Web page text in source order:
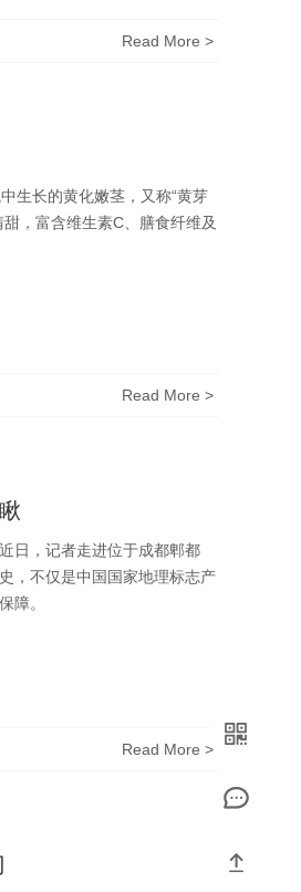
Read More >
生长的黄化嫩茎，又称“黄芽
，富含维生素C、膳食纤维及
Read More >
日，记者走进位于成都郫都
，不仅是中国国家地理标志产
障。
Read More >